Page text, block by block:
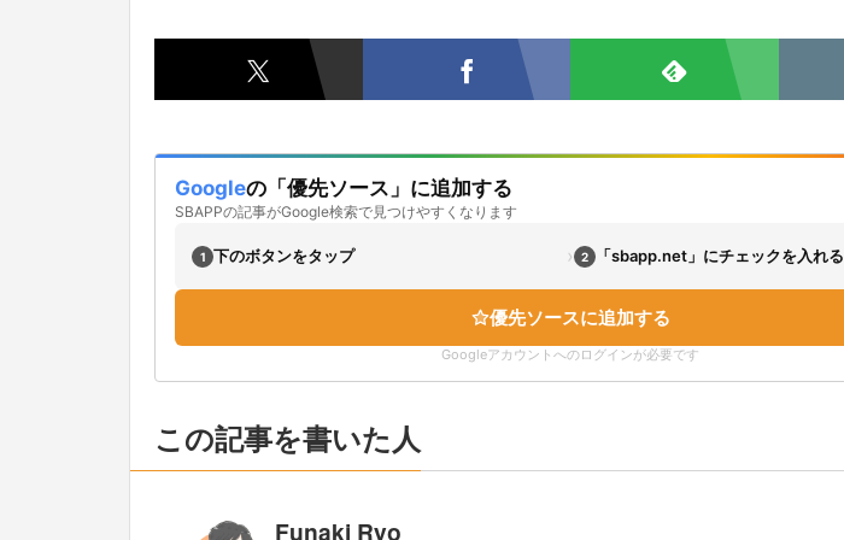
Googleの「優先ソース」に追加する
SBAPPの記事がGoogle検索で見つけやすくなります
1 下のボタンをタップ › 2 「sbapp.net」にチェックを入れる
優先ソースに追加する
Googleアカウントへのログインが必要です
この記事を書いた人
Funaki Ryo